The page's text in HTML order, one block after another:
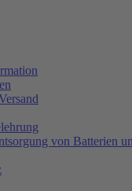
von Batterien